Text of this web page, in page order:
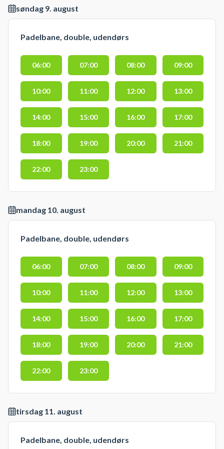
søndag 9. august
Padelbane, double, udendørs
06:00 07:00 08:00 09:00
10:00 11:00 12:00 13:00
14:00 15:00 16:00 17:00
18:00 19:00 20:00 21:00
22:00 23:00
mandag 10. august
Padelbane, double, udendørs
06:00 07:00 08:00 09:00
10:00 11:00 12:00 13:00
14:00 15:00 16:00 17:00
18:00 19:00 20:00 21:00
22:00 23:00
tirsdag 11. august
Padelbane, double, udendørs